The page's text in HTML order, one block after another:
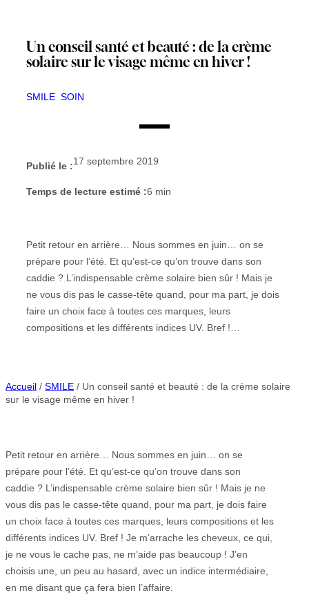
Un conseil santé et beauté : de la crème
solaire sur le visage même en hiver !
SMILE SOIN
Publié le :17 septembre 2019
Temps de lecture estimé :6 min
Petit retour en arrière… Nous sommes en juin… on se
prépare pour l’été. Et qu’est-ce qu’on trouve dans son
caddie ? L’indispensable crème solaire bien sûr ! Mais je
ne vous dis pas le casse-tête quand, pour ma part, je dois
faire un choix face à toutes ces marques, leurs
compositions et les différents indices UV. Bref !…
Accueil / SMILE / Un conseil santé et beauté : de la crème solaire
sur le visage même en hiver !
Petit retour en arrière… Nous sommes en juin… on se
prépare pour l’été. Et qu’est-ce qu’on trouve dans son
caddie ? L’indispensable crème solaire bien sûr ! Mais je ne
vous dis pas le casse-tête quand, pour ma part, je dois faire
un choix face à toutes ces marques, leurs compositions et les
différents indices UV. Bref ! Je m’arrache les cheveux, ce qui,
je ne vous le cache pas, ne m’aide pas beaucoup ! J’en
choisis une, un peu au hasard, avec un indice intermédiaire,
en me disant que ça fera bien l’affaire.